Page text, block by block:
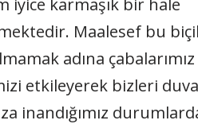
iyice karmaşık bir hale
Maalesef bu
adına
etkileyerek bizleri
inandığımız